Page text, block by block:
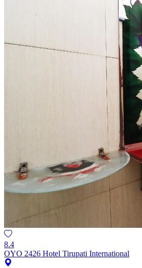
8.4
OYO 2426 Hotel Tirupati International